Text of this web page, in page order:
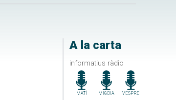
A la carta
informatius ràdio
MATÍ MIGDIA VESPRE